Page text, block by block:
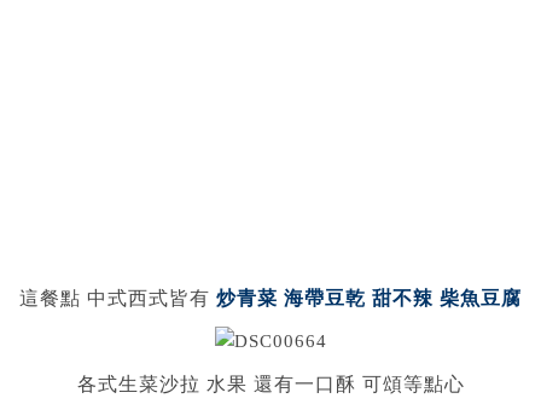
這餐點 中式西式皆有 炒青菜 海帶豆乾 甜不辣 柴魚豆腐
各式生菜沙拉 水果 還有一口酥 可頌等點心